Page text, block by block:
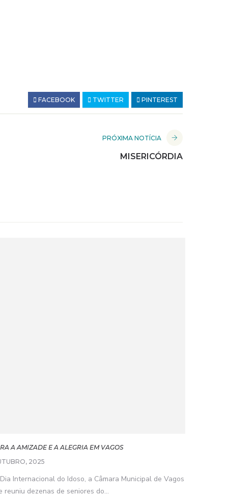
FACEBOOK TWITTER PINTEREST
PRÓXIMA NOTÍCIA
MISERICÓRDIA
A AMIZADE E A ALEGRIA EM VAGOS
2025
Internacional do Idoso, a Câmara Municipal de Vagos
reuniu dezenas de seniores do...